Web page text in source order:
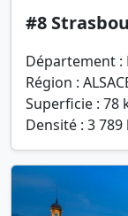
#8
Département :
Région :
Superficie : 78
Densité : 3